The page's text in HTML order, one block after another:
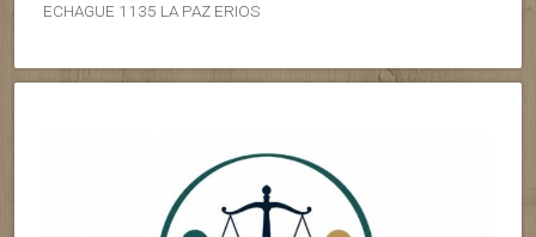
ECHAGUE 1135 LA PAZ ERIOS